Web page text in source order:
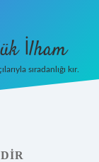
İlham
sıradanlığı kır.